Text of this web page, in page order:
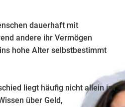
dauerhaft mit
andere ihr Vermögen
hohe Alter selbstbestimmt
liegt häufig nicht allein im
über Geld,